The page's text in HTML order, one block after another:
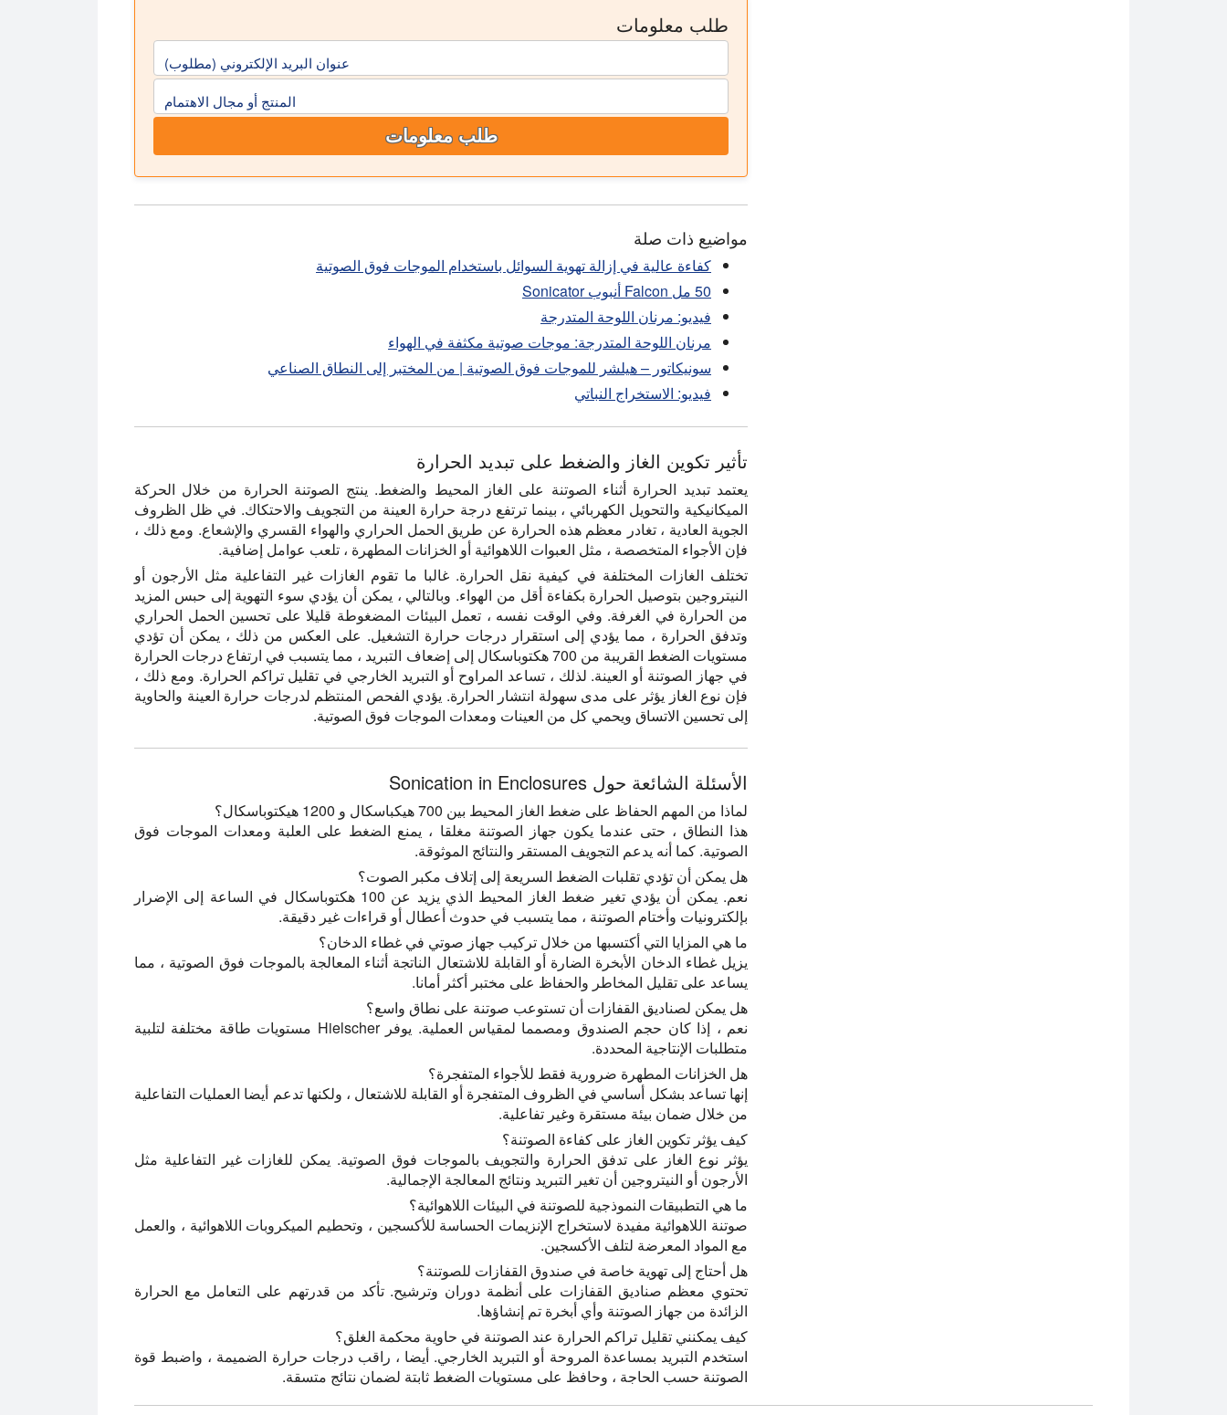
طلب معلومات
عنوان البريد الإلكتروني (مطلوب)
المنتج أو مجال الاهتمام
طلب معلومات
مواضيع ذات صلة
كفاءة عالية في إزالة تهوية السوائل باستخدام الموجات فوق الصوتية
50 مل Falcon أنبوب Sonicator
فيديو: مرنان اللوحة المتدرجة
مرنان اللوحة المتدرجة: موجات صوتية مكثفة في الهواء
سونيكاتور – هيلشر للموجات فوق الصوتية | من المختبر إلى النطاق الصناعي
فيديو: الاستخراج النباتي
تأثير تكوين الغاز والضغط على تبديد الحرارة
يعتمد تبديد الحرارة أثناء الصوتنة على الغاز المحيط والضغط. ينتج الصوتنة الحرارة من خلال الحركة
الميكانيكية والتحويل الكهربائي ، بينما ترتفع درجة حرارة العينة من التجويف والاحتكاك. في ظل الظروف
الجوية العادية ، تغادر معظم هذه الحرارة عن طريق الحمل الحراري والهواء القسري والإشعاع. ومع ذلك ،
فإن الأجواء المتخصصة ، مثل العبوات اللاهوائية أو الخزانات المطهرة ، تلعب عوامل إضافية.
تختلف الغازات المختلفة في كيفية نقل الحرارة. غالبا ما تقوم الغازات غير التفاعلية مثل الأرجون أو
النيتروجين بتوصيل الحرارة بكفاءة أقل من الهواء. وبالتالي ، يمكن أن يؤدي سوء التهوية إلى حبس المزيد
من الحرارة في الغرفة. وفي الوقت نفسه ، تعمل البيئات المضغوطة قليلا على تحسين الحمل الحراري
وتدفق الحرارة ، مما يؤدي إلى استقرار درجات حرارة التشغيل. على العكس من ذلك ، يمكن أن تؤدي
مستويات الضغط القريبة من 700 هكتوباسكال إلى إضعاف التبريد ، مما يتسبب في ارتفاع درجات الحرارة
في جهاز الصوتنة أو العينة. لذلك ، تساعد المراوح أو التبريد الخارجي في تقليل تراكم الحرارة. ومع ذلك ،
فإن نوع الغاز يؤثر على مدى سهولة انتشار الحرارة. يؤدي الفحص المنتظم لدرجات حرارة العينة والحاوية
إلى تحسين الاتساق ويحمي كل من العينات ومعدات الموجات فوق الصوتية.
الأسئلة الشائعة حول Sonication in Enclosures
لماذا من المهم الحفاظ على ضغط الغاز المحيط بين 700 هيكباسكال و 1200 هيكتوباسكال؟
هذا النطاق ، حتى عندما يكون جهاز الصوتنة مغلقا ، يمنع الضغط على العلبة ومعدات الموجات فوق
الصوتية. كما أنه يدعم التجويف المستقر والنتائج الموثوقة.
هل يمكن أن تؤدي تقلبات الضغط السريعة إلى إتلاف مكبر الصوت؟
نعم. يمكن أن يؤدي تغير ضغط الغاز المحيط الذي يزيد عن 100 هكتوباسكال في الساعة إلى الإضرار
بإلكترونيات وأختام الصوتنة ، مما يتسبب في حدوث أعطال أو قراءات غير دقيقة.
ما هي المزايا التي أكتسبها من خلال تركيب جهاز صوتي في غطاء الدخان؟
يزيل غطاء الدخان الأبخرة الضارة أو القابلة للاشتعال الناتجة أثناء المعالجة بالموجات فوق الصوتية ، مما
يساعد على تقليل المخاطر والحفاظ على مختبر أكثر أمانا.
هل يمكن لصناديق القفازات أن تستوعب صوتنة على نطاق واسع؟
نعم ، إذا كان حجم الصندوق ومصمما لمقياس العملية. يوفر Hielscher مستويات طاقة مختلفة لتلبية
متطلبات الإنتاجية المحددة.
هل الخزانات المطهرة ضرورية فقط للأجواء المتفجرة؟
إنها تساعد بشكل أساسي في الظروف المتفجرة أو القابلة للاشتعال ، ولكنها تدعم أيضا العمليات التفاعلية
من خلال ضمان بيئة مستقرة وغير تفاعلية.
كيف يؤثر تكوين الغاز على كفاءة الصوتنة؟
يؤثر نوع الغاز على تدفق الحرارة والتجويف بالموجات فوق الصوتية. يمكن للغازات غير التفاعلية مثل
الأرجون أو النيتروجين أن تغير التبريد ونتائج المعالجة الإجمالية.
ما هي التطبيقات النموذجية للصوتنة في البيئات اللاهوائية؟
صوتنة اللاهوائية مفيدة لاستخراج الإنزيمات الحساسة للأكسجين ، وتحطيم الميكروبات اللاهوائية ، والعمل
مع المواد المعرضة لتلف الأكسجين.
هل أحتاج إلى تهوية خاصة في صندوق القفازات للصوتنة؟
تحتوي معظم صناديق القفازات على أنظمة دوران وترشيح. تأكد من قدرتهم على التعامل مع الحرارة
الزائدة من جهاز الصوتنة وأي أبخرة تم إنشاؤها.
كيف يمكنني تقليل تراكم الحرارة عند الصوتنة في حاوية محكمة الغلق؟
استخدم التبريد بمساعدة المروحة أو التبريد الخارجي. أيضا ، راقب درجات حرارة الضميمة ، واضبط قوة
الصوتنة حسب الحاجة ، وحافظ على مستويات الضغط ثابتة لضمان نتائج متسقة.